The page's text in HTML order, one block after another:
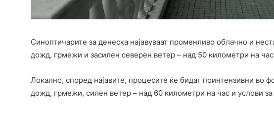
Синоптичарите за денеска најавуваат променливо облачно и
дожд, грмежи и засилен северен ветер – над 50 километри на
Локално, според најавите, процесите ќе бидат поинтензивни во
дожд, грмежи, силен ветер – над 60 километри на час и услови за